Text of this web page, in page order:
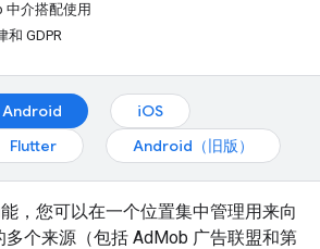
中介搭配使用
和 GDPR
Android
iOS
Flutter Android（旧版）
，您可以在一个位置集中管理用来向
个来源（包括 AdMob 广告联盟和第